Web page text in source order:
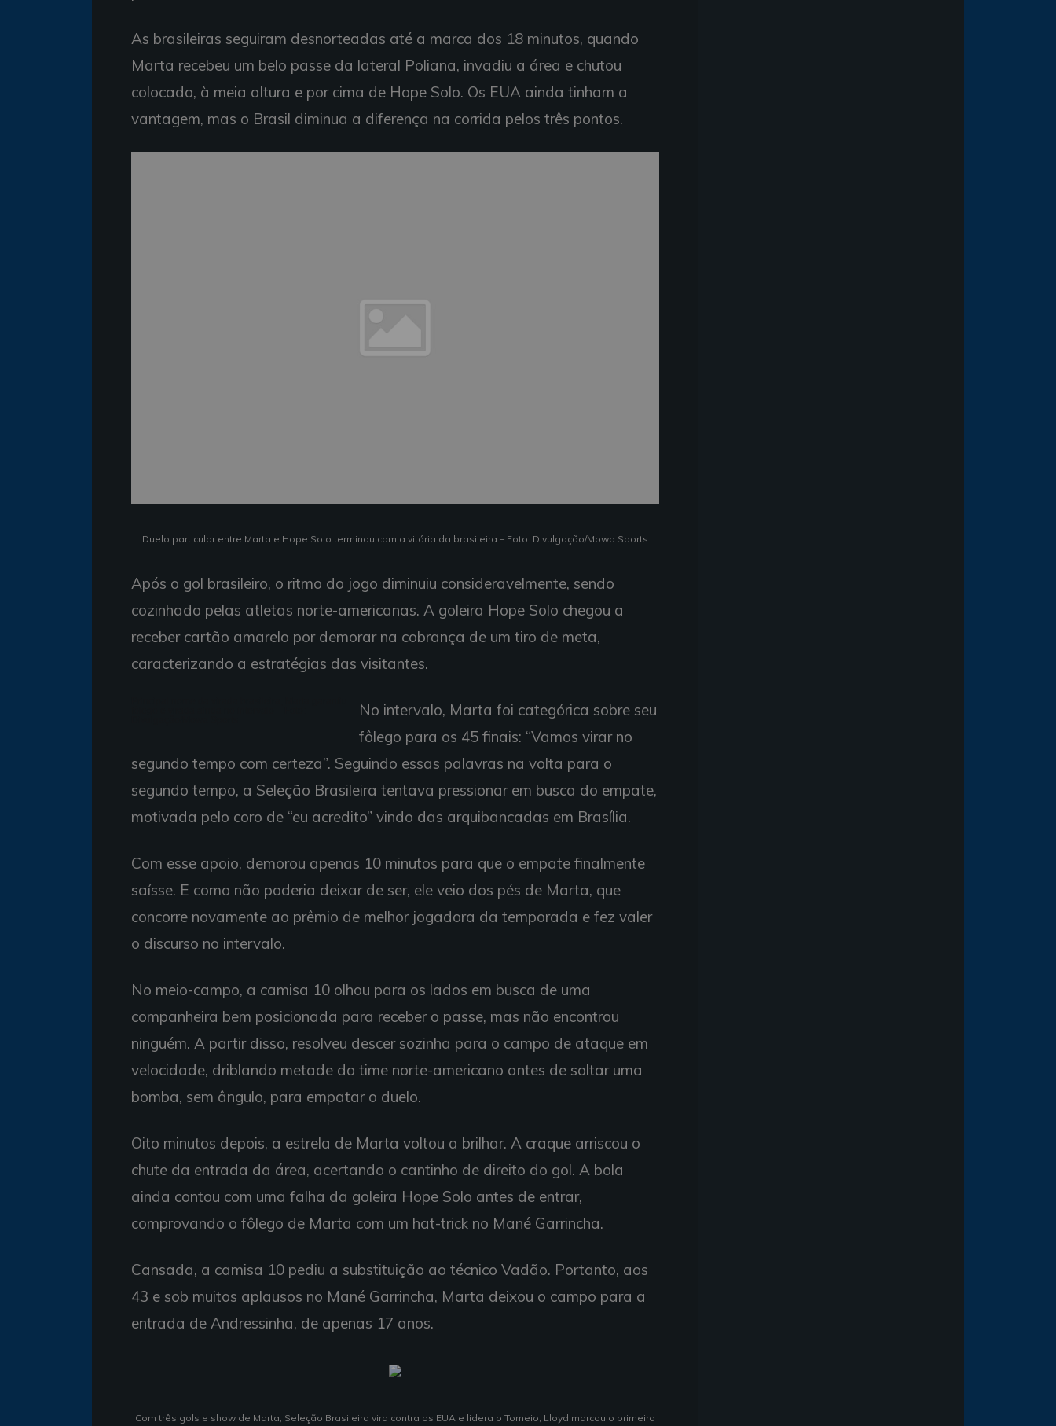
As brasileiras seguiram desnorteadas até a marca dos 18 minutos, quando
Marta recebeu um belo passe da lateral Poliana, invadiu a área e chutou
colocado, à meia altura e por cima de Hope Solo. Os EUA ainda tinham a
vantagem, mas o Brasil diminua a diferença na corrida pelos três pontos.
Duelo particular entre Marta e Hope Solo terminou com a vitória da brasileira – Foto: Divulgação/Mowa Sports
Após o gol brasileiro, o ritmo do jogo diminuiu consideravelmente, sendo
cozinhado pelas atletas norte-americanas. A goleira Hope Solo chegou a
receber cartão amarelo por demorar na cobrança de um tiro de meta,
caracterizando a estratégias das visitantes.
No intervalo, Marta foi categórica sobre seu
fôlego para os 45 finais: “Vamos virar no
segundo tempo com certeza”. Seguindo essas palavras na volta para o
segundo tempo, a Seleção Brasileira tentava pressionar em busca do empate,
motivada pelo coro de “eu acredito” vindo das arquibancadas em Brasília.
Com esse apoio, demorou apenas 10 minutos para que o empate finalmente
saísse. E como não poderia deixar de ser, ele veio dos pés de Marta, que
concorre novamente ao prêmio de melhor jogadora da temporada e fez valer
o discurso no intervalo.
No meio-campo, a camisa 10 olhou para os lados em busca de uma
companheira bem posicionada para receber o passe, mas não encontrou
ninguém. A partir disso, resolveu descer sozinha para o campo de ataque em
velocidade, driblando metade do time norte-americano antes de soltar uma
bomba, sem ângulo, para empatar o duelo.
Oito minutos depois, a estrela de Marta voltou a brilhar. A craque arriscou o
chute da entrada da área, acertando o cantinho de direito do gol. A bola
ainda contou com uma falha da goleira Hope Solo antes de entrar,
comprovando o fôlego de Marta com um hat-trick no Mané Garrincha.
Cansada, a camisa 10 pediu a substituição ao técnico Vadão. Portanto, aos
43 e sob muitos aplausos no Mané Garrincha, Marta deixou o campo para a
entrada de Andressinha, de apenas 17 anos.
Com três gols e show de Marta, Seleção Brasileira vira contra os EUA e lidera o Torneio; Lloyd marcou o primeiro